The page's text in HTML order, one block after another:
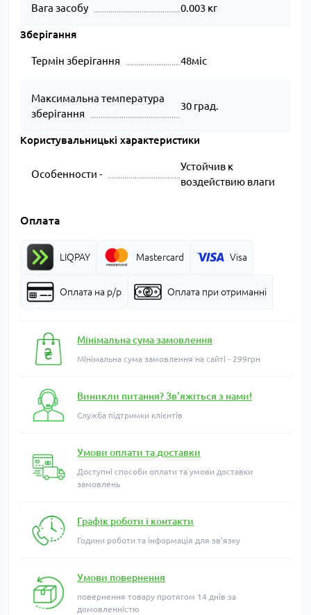
Вага засобу 0.003 кг
Зберігання
Термін зберігання 48міс
Максимальна температура
зберігання
30 град.
Користувальницькі характеристики
Особенности -
Устойчив к
воздействию влаги
Оплата
LIQPAY Mastercard Visa
Оплата на р/р Оплата при отриманні
Мінімальна сума замовлення
Мінімальна сума замовлення на сайті - 299грн
Виникли питання? Зв'яжіться з нами!
Служба підтримки клієнтів
Умови оплати та доставки
Доступні способи оплати та умови доставки
замовлень
Графік роботи і контакти
Години роботи та інформація для зв'язку
Умови повернення
повернення товару протягом 14 днів за
домовленністю